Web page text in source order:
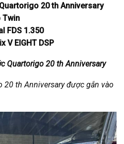
20 th Anniversary
Twin
FDS 1.350
V EIGHT DSP
Quartorigo 20 th Anniversary
20 th Anniversary được gắn vào